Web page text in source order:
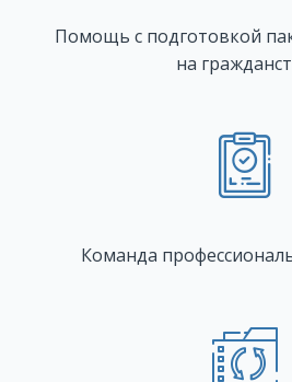
Помощь с подготовкой
на
Команда